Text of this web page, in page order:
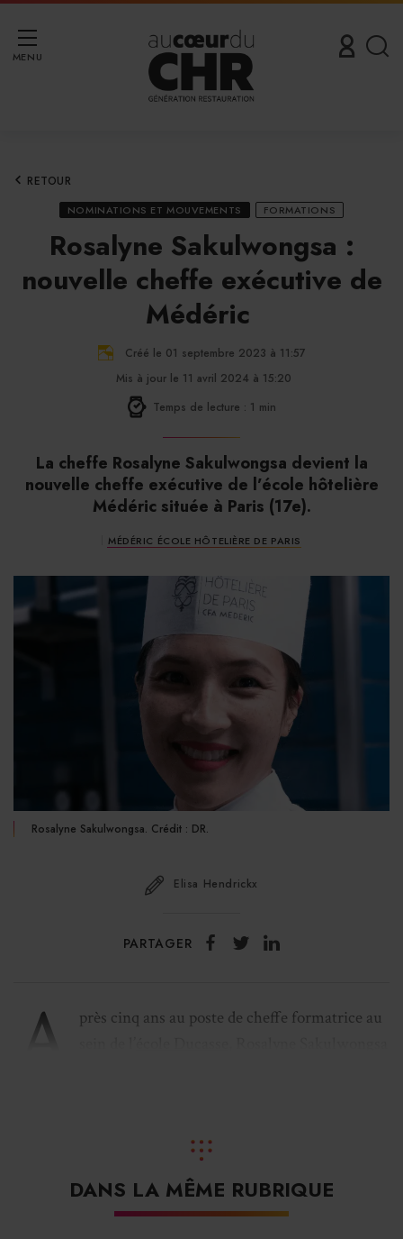
MENU
RETOUR
NOMINATIONS ET MOUVEMENTS FORMATIONS
Rosalyne Sakulwongsa :
nouvelle cheffe exécutive de
Médéric
Créé le 01 septembre 2023 à 11:57
Mis à jour le 11 avril 2024 à 15:20
Temps de lecture : 1 min
La cheffe Rosalyne Sakulwongsa devient la
nouvelle cheffe exécutive de l’école hôtelière
Médéric située à Paris (17e).
MÉDÉRIC ÉCOLE HÔTELIÈRE DE PARIS
Rosalyne Sakulwongsa. Crédit : DR.
Elisa Hendrickx
PARTAGER
A
près cinq ans au poste de cheffe formatrice au
emblématique dont les valeurs d’apprentissage sont
fortes (gratuité, exigence, inclusion et égalité des
chances). Médéric porte un projet ambitieux de
DANS LA MÊME RUBRIQUE